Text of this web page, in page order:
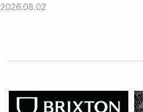
2026.08.02